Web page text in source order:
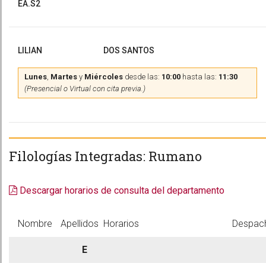
EA.S2
LILIAN DOS SANTOS
Lunes, Martes y Miércoles desde las: 10:00 hasta las: 11:30
(Presencial o Virtual con cita previa.)
Filologías Integradas: Rumano
Descargar horarios de consulta del departamento
Nombre Apellidos Horarios
E